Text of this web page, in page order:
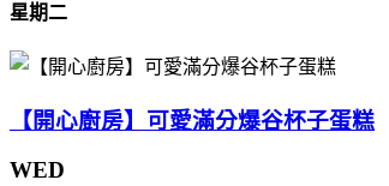
星期二
【開心廚房】可愛滿分爆谷杯子蛋糕
WED